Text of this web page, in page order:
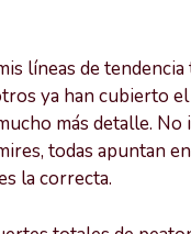
líneas de tendencia
ya han cubierto
más detalle. No
todas apuntan
la correcta.